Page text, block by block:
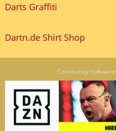
Darts Graffiti
Dartn.de Shirt Shop
Community-Software: